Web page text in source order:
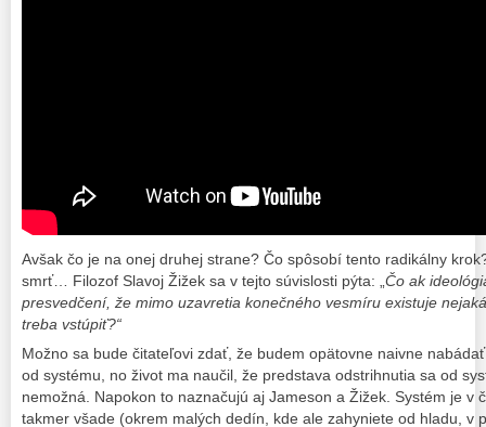
Avšak čo je na onej druhej strane? Čo spôsobí tento radikálny
smrť… Filozof Slavoj Žižek sa v tejto súvislosti pýta: „ Čo ak
presvedčení, že mimo uzavretia konečného vesmíru existuje
treba vstúpiť?“
Možno sa bude čitateľovi zdať, že budem opätovne naivne
od systému, no život ma naučil, že predstava odstrihnutia sa od
nemožná. Napokon to naznačujú aj Jameson a Žižek. Systém je v
takmer všade (okrem malých dedín, kde ale zahyniete od hladu, v